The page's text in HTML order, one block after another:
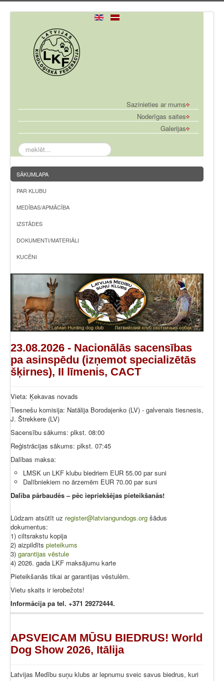
Sazinieties ar mums
Noderīgas saites
Galerijas
meklēt...
SĀKUMLAPA
PAR KLUBU
MEDĪBAS/APMĀCĪBA
IZSTĀDES
DOKUMENTI/MATERIĀLI
KUCĒNI
23.08.2026 - Nacionālās sacensības
pa asinspēdu (izņemot specializētās
šķirnes), II līmenis, CACT
Vieta: Ķekavas novads
Tiesnešu komisija: Natālija Borodajenko (LV) - galvenais tiesnesis,
J. Štrekkere (LV)
Sacensību sākums: plkst. 08:00
Reģistrācijas sākums: plkst. 07:45
Dalības maksa:
LMSK un LKF klubu biedriem EUR 55.00 par suni
Dalībniekiem no ārzemēm EUR 70.00 par suni
Dalība pārbaudēs – pēc iepriekšējas pieteikšanās!
Lūdzam atsūtīt uz register@latviangundogs.org šādus
dokumentus:
1) ciltsrakstu kopija
2) aizpildīts pieteikums
3) garantijas vēstule
4) 2026. gada LKF maksājumu karte
Pieteikšanās tikai ar garantijas vēstulēm.
Vietu skaits ir ierobežots!
Informācija pa tel. +371 29272444.
APSVEICAM MŪSU BIEDRUS! World
Dog Show 2026, Itālija
Latvijas Medību suņu klubs ar lepnumu sveic savus biedrus, kuri